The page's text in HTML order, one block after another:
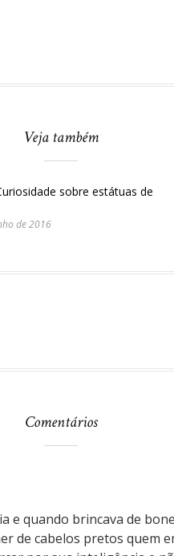
Veja também
sobre estátuas de
de 2016
Comentários
e quando brincava de
de cabelos pretos quem